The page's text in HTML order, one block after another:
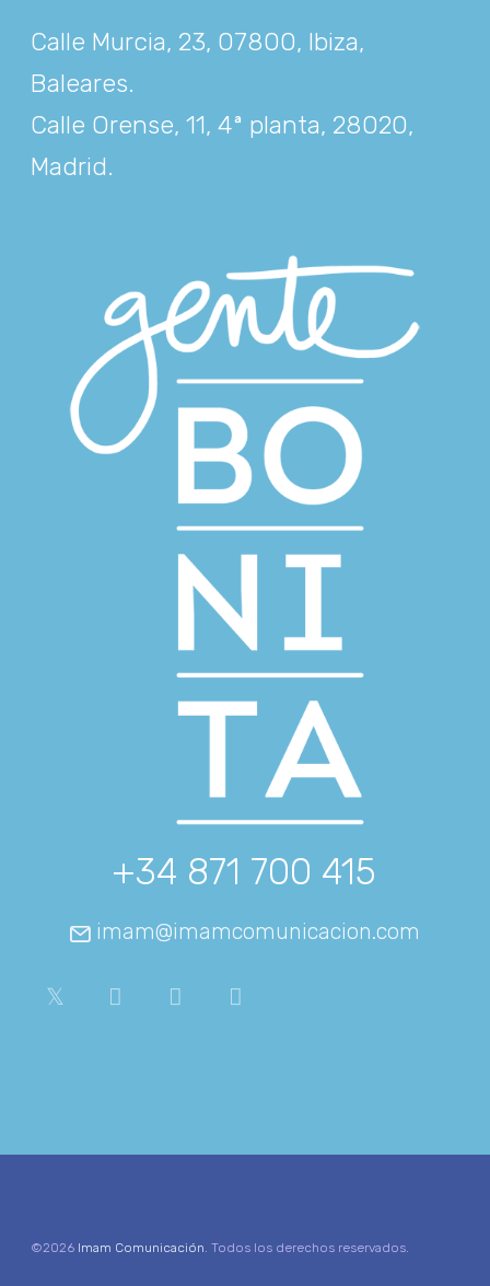
Calle Murcia, 23, 07800, Ibiza,
Baleares.
Calle Orense, 11, 4ª planta, 28020,
Madrid.
+34 871 700 415
imam@imamcomunicacion.com
©2026 Imam Comunicación. Todos los derechos reservados.